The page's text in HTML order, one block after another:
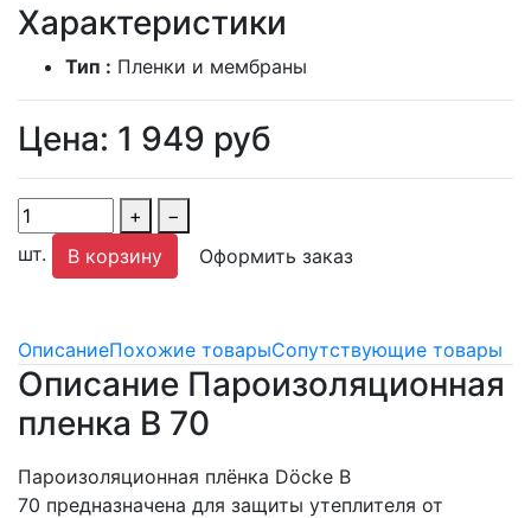
Характеристики
Тип : Пленки и мембраны
Цена: 1 949 руб
+
−
шт.
В корзину Оформить заказ
ОписаниеПохожие товарыСопутствующие товары
Описание Пароизоляционная
пленка B 70
Пароизоляционная плёнка Döcke B
70 предназначена для защиты утеплителя от